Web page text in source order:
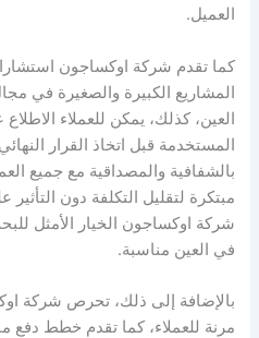
العميل.
كما تقدم شركة اوكساجون
المشاريع الكبيرة والصغيرة في
العين، كذلك، يمكن للعملاء
المستخدمة قبل اتخاذ القرار
بالشفافية والمصداقية مع جميع
مبتكرة لتقليل التكلفة دون
شركة اوكساجون الخيار الأمثل
في العين مناسبة.
بالإضافة إلى ذلك، تحرص شركة
مرنة للعملاء، كما تقدم خطط